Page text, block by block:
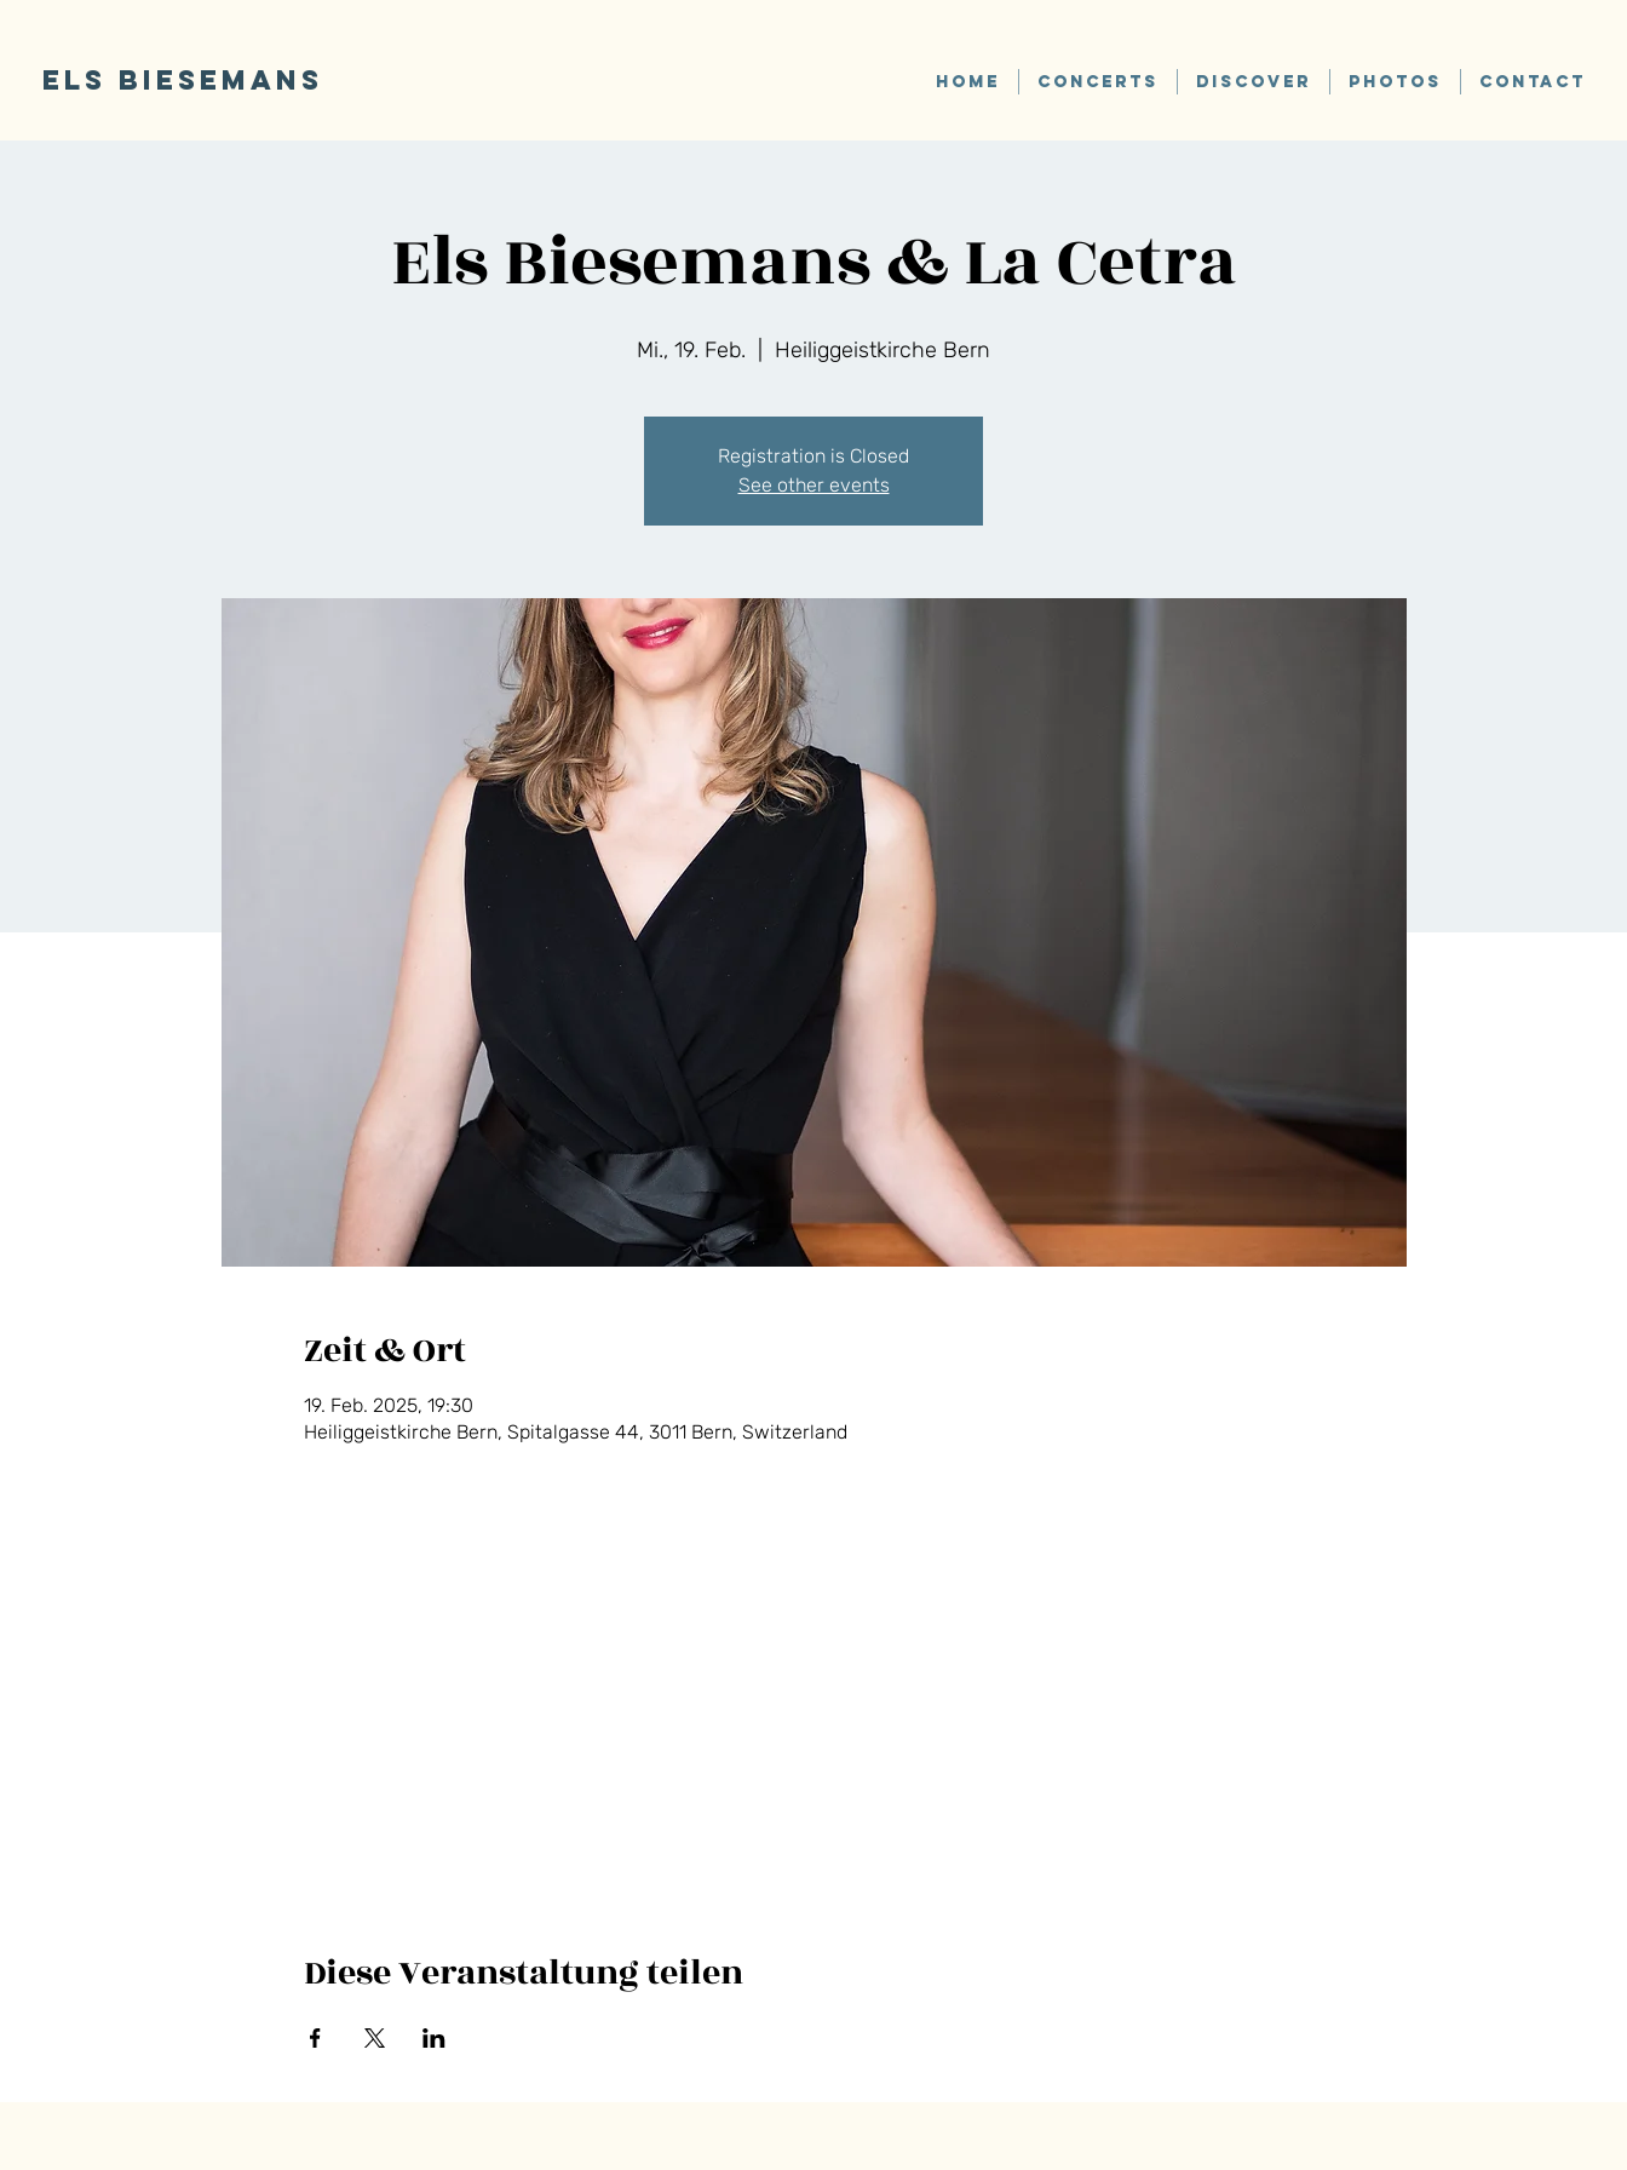
ELS BIESEMANS HOME CONCERTS DISCOVER PHOTOS CONTACT
Els Biesemans & La Cetra
Mi., 19. Feb. Heiliggeistkirche Bern
Registration is Closed
See other events
Zeit & Ort
19. Feb. 2025, 19:30
Heiliggeistkirche Bern, Spitalgasse 44, 3011 Bern, Switzerland
Diese Veranstaltung teilen